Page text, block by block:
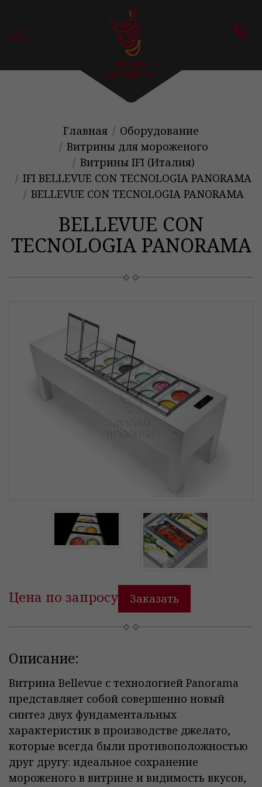
Главная
Оборудование
Витрины для мороженого
Витрины IFI (Италия)
IFI BELLEVUE CON TECNOLOGIA PANORAMA
BELLEVUE CON TECNOLOGIA PANORAMA
BELLEVUE CON
TECNOLOGIA PANORAMA
Цена по запросу Заказать
Описание:
Витрина Bellevue с технологией Panorama
представляет собой совершенно новый
синтез двух фундаментальных
характеристик в производстве джелато,
которые всегда были противоположностью
друг другу: идеальное сохранение
мороженого в витрине и видимость вкусов,